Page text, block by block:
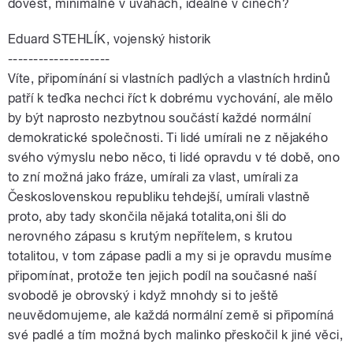
dovést, minimálně v úvahách, ideálně v činech?
Eduard STEHLÍK, vojenský historik
--------------------
Víte, připomínání si vlastních padlých a vlastních hrdinů
patří k teďka nechci říct k dobrému vychování, ale mělo
by být naprosto nezbytnou součástí každé normální
demokratické společnosti. Ti lidé umírali ne z nějakého
svého výmyslu nebo něco, ti lidé opravdu v té době, ono
to zní možná jako fráze, umírali za vlast, umírali za
Československou republiku tehdejší, umírali vlastně
proto, aby tady skončila nějaká totalita,oni šli do
nerovného zápasu s krutým nepřítelem, s krutou
totalitou, v tom zápase padli a my si je opravdu musíme
připomínat, protože ten jejich podíl na současné naší
svobodě je obrovský i když mnohdy si to ještě
neuvědomujeme, ale každá normální země si připomíná
své padlé a tím možná bych malinko přeskočil k jiné věci,